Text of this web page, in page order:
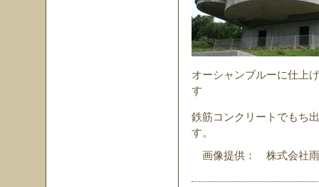
オーシャンブルーに仕上
す
鉄筋コンクリートでもち
す。
画像提供： 株式会社雨